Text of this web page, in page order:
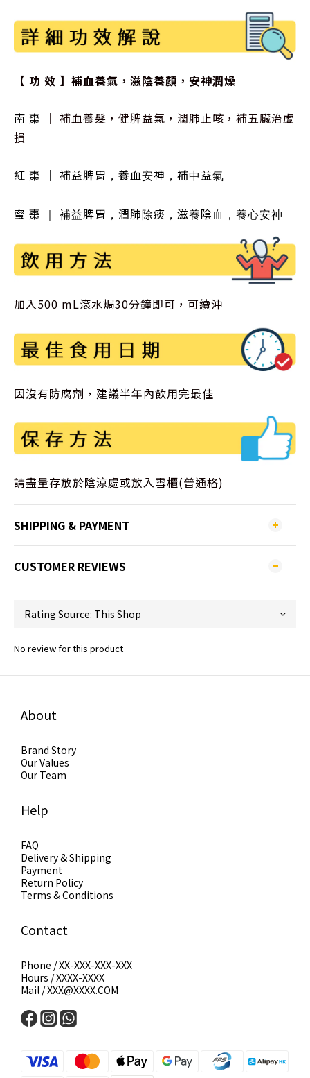
【 功 效 】補血養氣，滋陰養顏，安神潤燥
南 棗 ｜ 補血養髮，健脾益氣，潤肺止咳，補五臟治虛
損
紅 棗 ｜ 補益脾胃，養血安神，補中益氣
蜜 棗 ｜ 補益脾胃，潤肺除痰，滋養陰血，養心安神
加入500 mL滾水焗30分鐘即可，可續沖
因沒有防腐劑，建議半年內飲用完最佳
請盡量存放於陰涼處或放入雪櫃(普通格)
SHIPPING & PAYMENT
CUSTOMER REVIEWS
No review for this product
About
Brand Story
Our Values
Our Team
Help
FAQ
Delivery & Shipping
Payment
Return Policy
Terms & Conditions
Contact
Phone / XX-XXX-XXX-XXX
Hours / XXXX-XXXX
Mail / XXX@XXXX.COM